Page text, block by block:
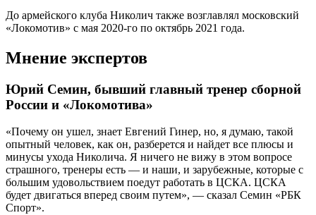
До армейского клуба Николич также возглавлял московский
«Локомотив» с мая 2020-го по октябрь 2021 года.
Мнение экспертов
Юрий Семин, бывший главный тренер сборной
России и «Локомотива»
«Почему он ушел, знает Евгений Гинер, но, я думаю, такой
опытный человек, как он, разберется и найдет все плюсы и
минусы ухода Николича. Я ничего не вижу в этом вопросе
страшного, тренеры есть — и наши, и зарубежные, которые с
большим удовольствием поедут работать в ЦСКА. ЦСКА
будет двигаться вперед своим путем», — сказал Семин «РБК
Спорт».